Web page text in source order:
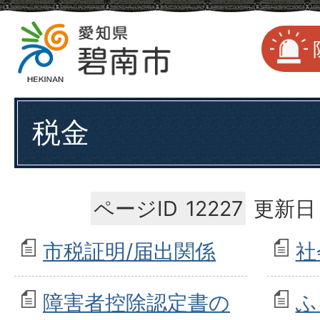
税金
ページID 12227 更新
市税証明/届出関係
障害者控除認定書の